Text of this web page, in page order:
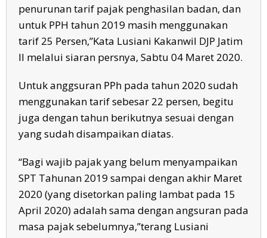
penurunan tarif pajak penghasilan badan, dan
untuk PPH tahun 2019 masih menggunakan
tarif 25 Persen,”Kata Lusiani Kakanwil DJP Jatim
II melalui siaran persnya, Sabtu 04 Maret 2020.
Untuk anggsuran PPh pada tahun 2020 sudah
menggunakan tarif sebesar 22 persen, begitu
juga dengan tahun berikutnya sesuai dengan
yang sudah disampaikan diatas.
“Bagi wajib pajak yang belum menyampaikan
SPT Tahunan 2019 sampai dengan akhir Maret
2020 (yang disetorkan paling lambat pada 15
April 2020) adalah sama dengan angsuran pada
masa pajak sebelumnya,”terang Lusiani